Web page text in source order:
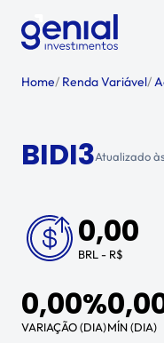
Home/ Renda Variável/
BIDI3Atualizado às
0,00
BRL - R$
0,00%
VARIAÇÃO (DIA)MÍN (DIA)